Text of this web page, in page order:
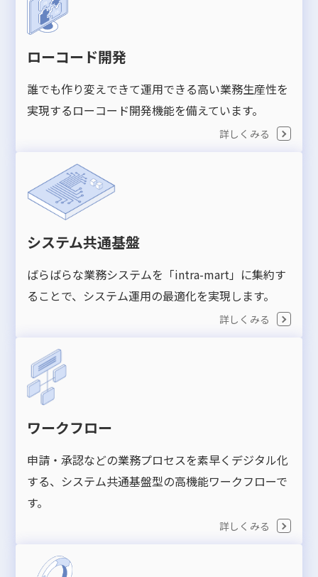
ローコード開発
誰でも作り変えできて運用できる高い業務生産性を
実現するローコード開発機能を備えています。
詳しくみる
システム共通基盤
ばらばらな業務システムを「intra-mart」に集約す
ることで、システム運用の最適化を実現します。
詳しくみる
ワークフロー
申請・承認などの業務プロセスを素早くデジタル化
する、システム共通基盤型の高機能ワークフローで
す。
詳しくみる